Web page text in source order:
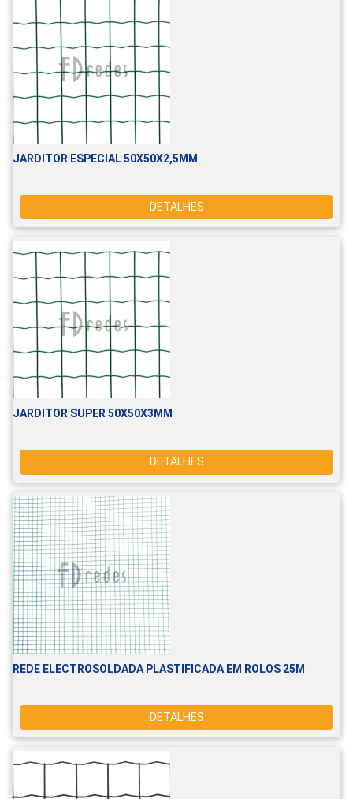
JARDITOR ESPECIAL 50X50X2,5MM
DETALHES
JARDITOR SUPER 50X50X3MM
DETALHES
REDE ELECTROSOLDADA PLASTIFICADA EM ROLOS 25M
DETALHES